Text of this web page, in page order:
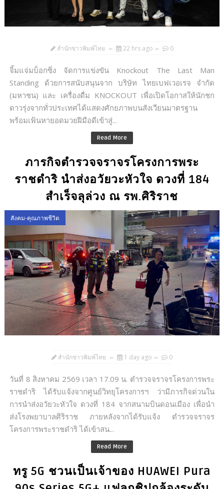
สำนักข่าวพิมพ์ไทย 22 hrs ago 0
จิ้มแจ่มบ็อกซิ่ง จัดการแข่งขัน Knockout The Last Man
Standing ด้วยการสนับสนุนจาก บริษัท ไทยเบฟเวอเรจ จํากัด
(มหาชน) และ เครื่องดื่ม KNOCKOUT เพื่อเปิดโอกาสให้นักชก
ดาวรุ่งจากทั่วประเทศได้แสดงศักยภาพบนสังเวียนมาตรฐาน
พร้อมเฟ้นหายอดมวยฝีมือดีเข้าสู่...
Read More
ภารกิจตำรวจจราจรโครงการพระ
ราชดำริ นำส่งอวัยวะหัวใจ ดวงที่ 184
สำเร็จลุล่วง ณ รพ.ศิริราช
สังคม-คุณภาพชีวิต
สำนักข่าวพิมพ์ไทย 1 day ago 0
วันที่ 8 สิงหาคม 2569 เวลา 17.09 น. ตำรวจจราจรโครงการพระ
ราชดำริ ได้รับแจ้งจากศูนย์วิทยุโครงการฯ ว่ามีภารกิจด่วนใน
การนำส่งอวัยวะหัวใจ ดวงที่ 184 จากสนามบินดอนเมือง เพื่อนำ
ส่งโรงพยาบาลศิริราช ภายหลังจากได้รับแจ้ง ตำรวจจราจร
โครงการพระราชดำริ ได้เข้าสน...
Read More
ทรู 5G ชวนเป็นเจ้าของ HUAWEI Pura